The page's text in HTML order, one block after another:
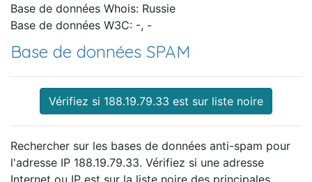
Base de données Whois: Russie
Base de données W3C: -, -
Base de données SPAM
Vérifiez si 188.19.79.33 est sur liste noire
Rechercher sur les bases de données anti-spam pour
l'adresse IP 188.19.79.33. Vérifiez si une adresse